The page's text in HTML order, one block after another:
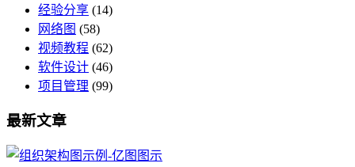
经验分享 (14)
网络图 (58)
视频教程 (62)
软件设计 (46)
项目管理 (99)
最新文章